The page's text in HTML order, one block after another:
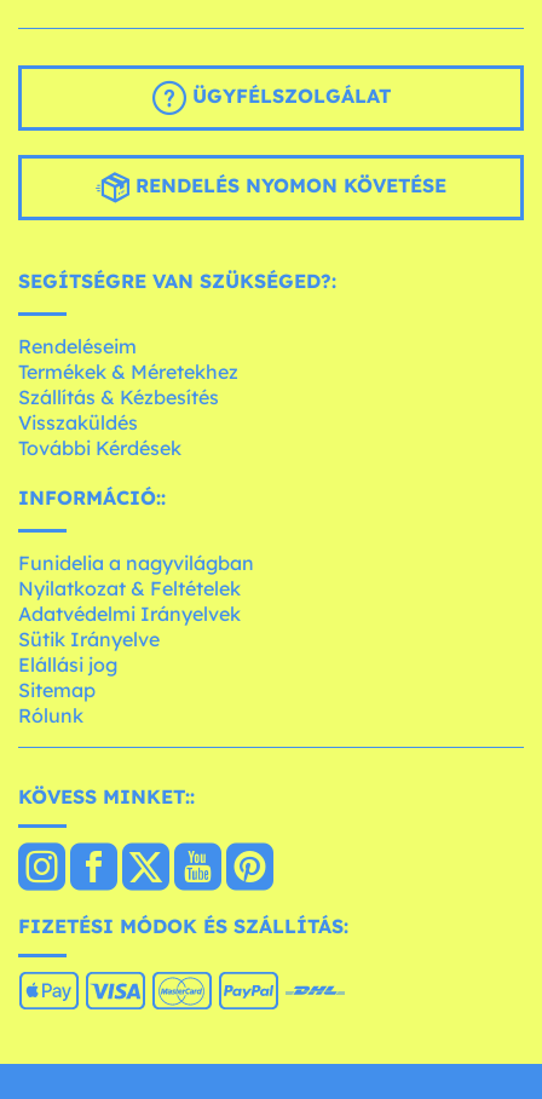
ÜGYFÉLSZOLGÁLAT
RENDELÉS NYOMON KÖVETÉSE
SEGÍTSÉGRE VAN SZÜKSÉGED?:
Rendeléseim
Termékek & Méretekhez
Szállítás & Kézbesítés
Visszaküldés
További Kérdések
INFORMÁCIÓ::
Funidelia a nagyvilágban
Nyilatkozat & Feltételek
Adatvédelmi Irányelvek
Sütik Irányelve
Elállási jog
Sitemap
Rólunk
KÖVESS MINKET::
FIZETÉSI MÓDOK ÉS SZÁLLÍTÁS: